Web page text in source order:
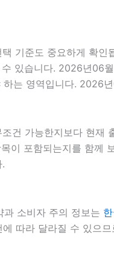
기준도 중요하게 확
있습니다. 2026년06
하는 영역입니다. 2026
건 가능한지보다 현
이 포함되는지를 함
소비자 주의 정보는
따라 달라질 수 있